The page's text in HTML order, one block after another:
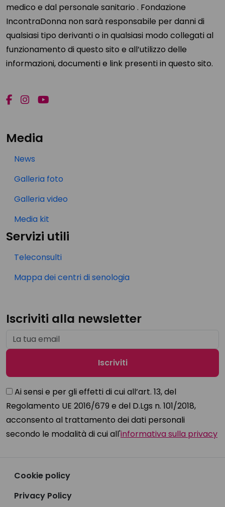
medico e dal personale sanitario . Fondazione
IncontraDonna non sarà responsabile per danni di
qualsiasi tipo derivanti o in qualsiasi modo collegati al
funzionamento di questo sito e all’utilizzo delle
informazioni, documenti e link presenti in questo sito.
Media
News
Galleria foto
Galleria video
Media kit
Servizi utili
Teleconsulti
Mappa dei centri di senologia
Iscriviti alla newsletter
Ai sensi e per gli effetti di cui all’art. 13, del
Regolamento UE 2016/679 e del D.Lgs n. 101/2018,
acconsento al trattamento dei dati personali
secondo le modalità di cui all'informativa sulla privacy
Cookie policy
Privacy Policy